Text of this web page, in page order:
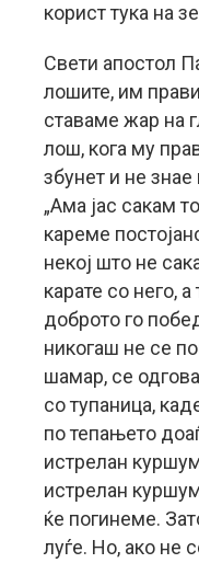
корист тука на
Свети апостол
лошите, им
ставаме жар на
лош, кога му
збунет и не
„Ама јас сакам
кареме
некој што не
карате со него,
доброто го
никогаш не се
шамар, се
со тупаница,
по тепањето
истрелан
истрелан
ќе погинеме.
луѓе. Но, ако не